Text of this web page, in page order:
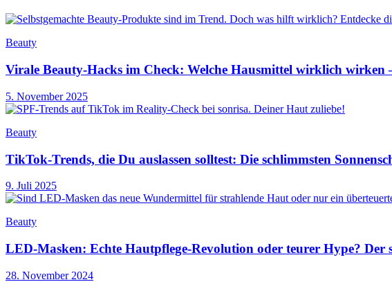
Beauty
Virale Beauty-Hacks im Check: Welche Hausmittel wirklich wirken
5. November 2025
Beauty
TikTok-Trends, die Du auslassen solltest: Die schlimmsten
9. Juli 2025
Beauty
LED-Masken: Echte Hautpflege-Revolution oder teurer Hype? Der
28. November 2024